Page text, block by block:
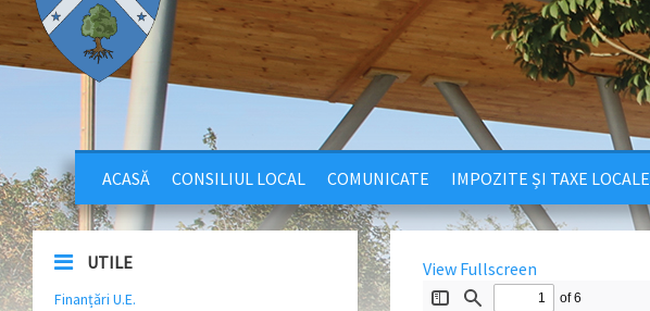
ACASĂ CONSILIUL LOCAL COMUNICATE IMPOZITE ȘI TAXE LOCALE
View Fullscreen
UTILE
Finanțări U.E.